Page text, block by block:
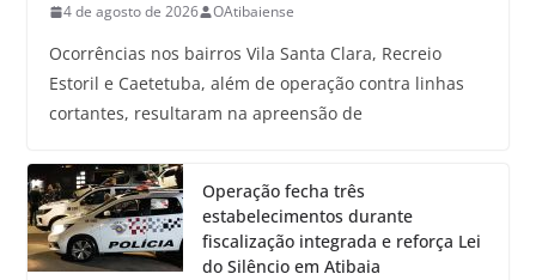
4 de agosto de 2026 OAtibaiense
Ocorrências nos bairros Vila Santa Clara, Recreio
Estoril e Caetetuba, além de operação contra linhas
cortantes, resultaram na apreensão de
Operação fecha três
estabelecimentos durante
fiscalização integrada e reforça Lei
do Silêncio em Atibaia